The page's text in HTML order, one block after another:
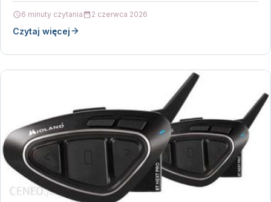
6 minuty czytania 2 czerwca 2026
Czytaj więcej